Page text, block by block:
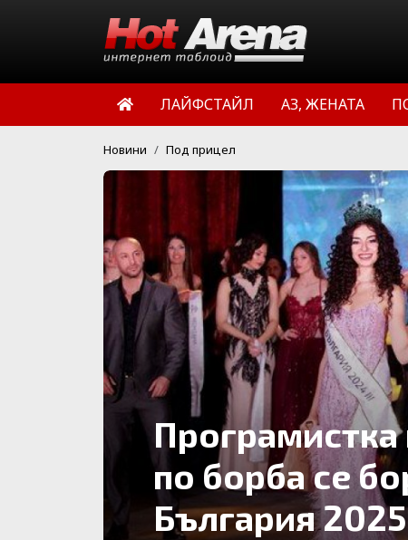
ЛАЙФСТАЙЛ АЗ, ЖЕНАТА
Новини Под прицел
Програмистка
по борба се
България